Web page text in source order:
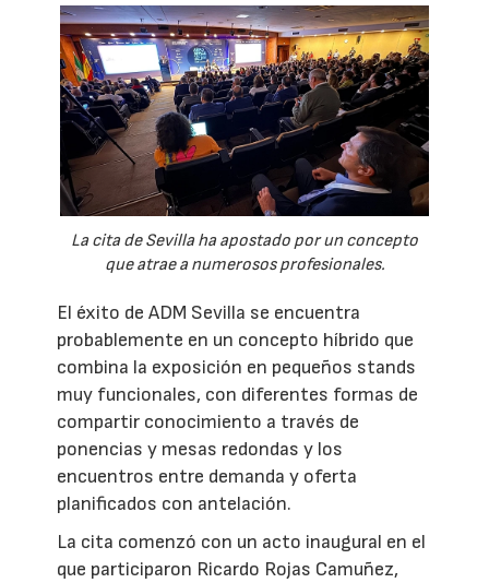
La cita de Sevilla ha apostado por un concepto
que atrae a numerosos profesionales.
El éxito de ADM Sevilla se encuentra
probablemente en un concepto híbrido que
combina la exposición en pequeños stands
muy funcionales, con diferentes formas de
compartir conocimiento a través de
ponencias y mesas redondas y los
encuentros entre demanda y oferta
planificados con antelación.
La cita comenzó con un acto inaugural en el
que participaron Ricardo Rojas Camuñez,